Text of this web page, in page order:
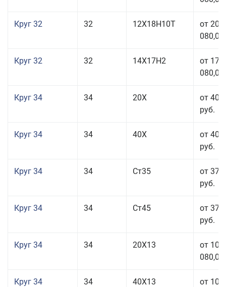
Круг 32 32 12Х18Н10Т
от 208
080,00
Круг 32 32 14Х17Н2
от 177
080,00
Круг 34 34 20Х
от 40
руб.
Круг 34 34 40Х
от 40
руб.
Круг 34 34 Ст35
от 37
руб.
Круг 34 34 Ст45
от 37
руб.
Круг 34 34 20Х13
от 101
080,00
Круг 34 34 40Х13
от 101